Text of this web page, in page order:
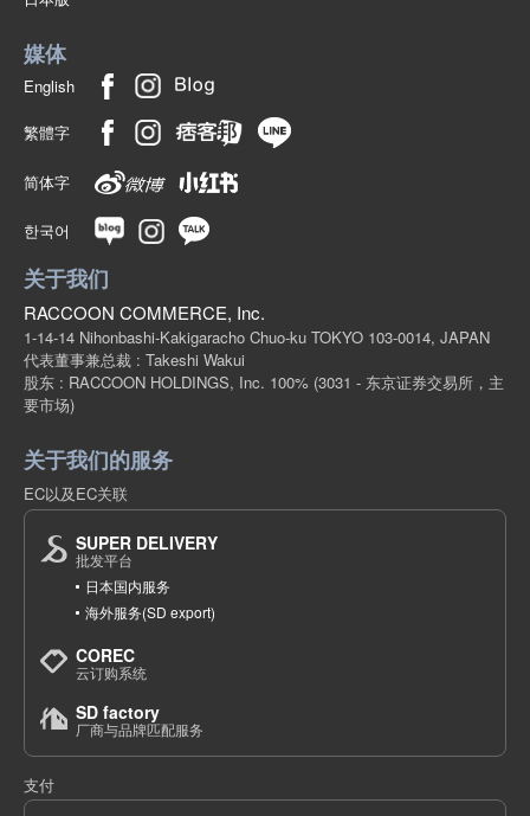
媒体
English
繁體字
简体字
한국어
关于我们
RACCOON COMMERCE, Inc.
1-14-14 Nihonbashi-Kakigaracho Chuo-ku TOKYO 103-0014, JAPAN
代表董事兼总裁 : Takeshi Wakui
股东 : RACCOON HOLDINGS, Inc. 100% (3031 - 东京证券交易所，主
要市场)
关于我们的服务
EC以及EC关联
SUPER DELIVERY
批发平台
日本国内服务
海外服务(SD export)
COREC
云订购系统
SD factory
厂商与品牌匹配服务
支付